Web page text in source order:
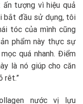
tượng vì hiệu quả
bắt đầu sử dụng, tôi
tóc của mình cũng
phẩm này thực sự
quá nhanh. Điểm
là nó giúp cho căn
rêt.”
nước vị lựu